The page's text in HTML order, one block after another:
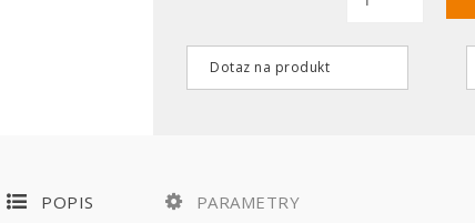
Dotaz na produkt
POPIS PARAMETRY